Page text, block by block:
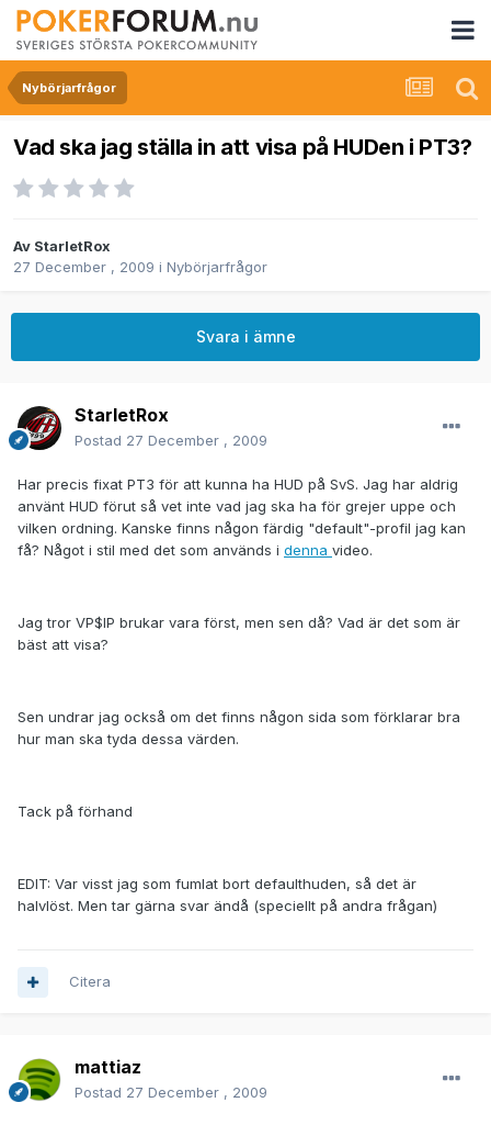
Nybörjarfrågor
Vad ska jag ställa in att visa på HUDen i PT3?
Av StarletRox
27 December , 2009 i Nybörjarfrågor
Svara i ämne
StarletRox
Postad 27 December , 2009
Har precis fixat PT3 för att kunna ha HUD på SvS. Jag har aldrig
använt HUD förut så vet inte vad jag ska ha för grejer uppe och
vilken ordning. Kanske finns någon färdig "default"-profil jag kan
få? Något i stil med det som används i denna video.
Jag tror VP$IP brukar vara först, men sen då? Vad är det som är
bäst att visa?
Sen undrar jag också om det finns någon sida som förklarar bra
hur man ska tyda dessa värden.
Tack på förhand
EDIT: Var visst jag som fumlat bort defaulthuden, så det är
halvlöst. Men tar gärna svar ändå (speciellt på andra frågan)
Citera
mattiaz
Postad 27 December , 2009